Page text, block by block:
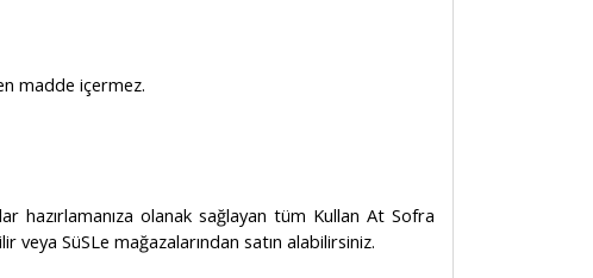
madde içermez.
olanak sağlayan tüm Kullan At Sofra
veya SüSLe mağazalarından satın alabilirsiniz.